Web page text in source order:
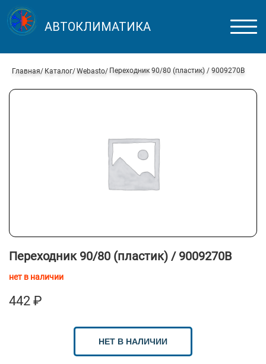
АВТОКЛИМАТИКА
Главная Каталог Webasto Переходник 90/80 (пластик) / 9009270B
Переходник 90/80 (пластик) / 9009270B
нет в наличии
442 ₽
НЕТ В НАЛИЧИИ